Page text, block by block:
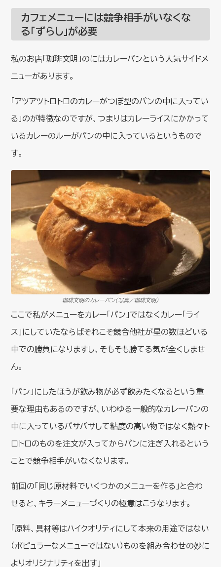
カフェメニューには競争相手がいなくな
る「ずらし」が必要
私のお店「珈琲文明」のにはカレーパンという人気サイドメ
ニューがあります。
「アツアツトロトロのカレーがつぼ型のパンの中に入ってい
る」のが特徴なのですが、つまりはカレーライスにかかって
いるカレーのルーがパンの中に入っているというもので
す。
珈琲文明のカレーパン（写真／珈琲文明）
ここで私がメニューをカレー「パン」ではなくカレー「ライ
ス」にしていたならばそれこそ競合他社が星の数ほどいる
中での勝負になりますし、そもそも勝てる気が全くしませ
ん。
「パン」にしたほうが飲み物が必ず飲みたくなるという重
要な理由もあるのですが、いわゆる一般的なカレーパンの
中に入っているパサパサして粘度の高い物ではなく熱々ト
ロトロのものを注文が入ってからパンに注ぎ入れるという
ことで競争相手がいなくなります。
前回の「同じ原材料でいくつかのメニューを作る」と合わ
せると、キラーメニューづくりの極意はこうなります。
「原料、具材等はハイクオリティにして本来の用途ではない
（ポピュラーなメニューではない）ものを組み合わせの妙に
よりオリジナリティを出す」